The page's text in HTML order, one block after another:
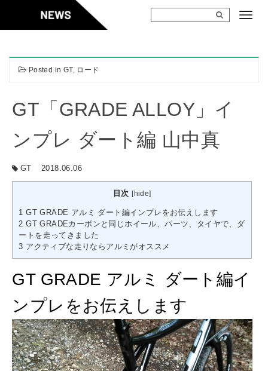
content
Posted in GT, ロード
GT「GRADE ALLOY」イ
ンプレ ダート編 山中真
GT 2018.06.06
目次 [hide]
1 GT GRADE アルミ ダート編インプレをお伝えします
2 GT GRADEカーボンと同じホイール、パーツ、タイヤで、ダ
ートを走ってきました
3 アクティブな走りならアルミがオススメ
GT GRADE アルミ ダート編イ
ンプレをお伝えします